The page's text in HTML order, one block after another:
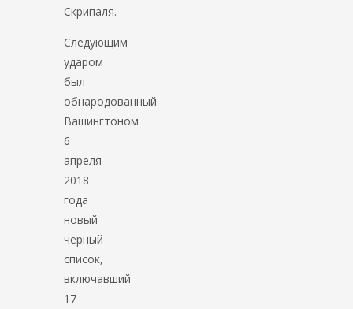
Скрипаля.
Следующим
ударом
был
обнародованный
Вашингтоном
6
апреля
2018
года
новый
чёрный
список,
включавший
17